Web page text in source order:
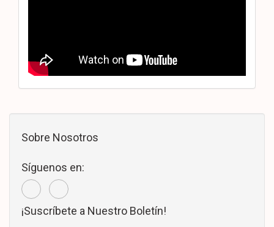
Sobre Nosotros
Síguenos en:
¡Suscríbete a Nuestro Boletín!